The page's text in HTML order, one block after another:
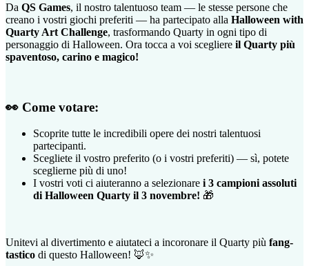
Da QS Games, il nostro talentuoso team — le stesse persone che
creano i vostri giochi preferiti — ha partecipato alla Halloween with
Quarty Art Challenge, trasformando Quarty in ogni tipo di
personaggio di Halloween. Ora tocca a voi scegliere il Quarty più
spaventoso, carino e magico!
👀 Come votare:
Scoprite tutte le incredibili opere dei nostri talentuosi
partecipanti.
Scegliete il vostro preferito (o i vostri preferiti) — sì, potete
sceglierne più di uno!
I vostri voti ci aiuteranno a selezionare i 3 campioni assoluti
di Halloween Quarty il 3 novembre! 🎁
Unitevi al divertimento e aiutateci a incoronare il Quarty più fang-
tastico di questo Halloween! 🦊✨